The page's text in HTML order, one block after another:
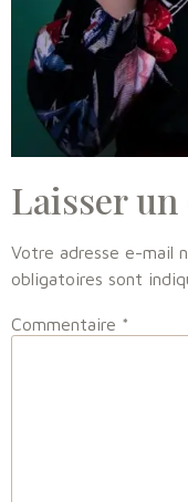
Laisser
Votre adresse e-mail
obligatoires sont
Commentaire *